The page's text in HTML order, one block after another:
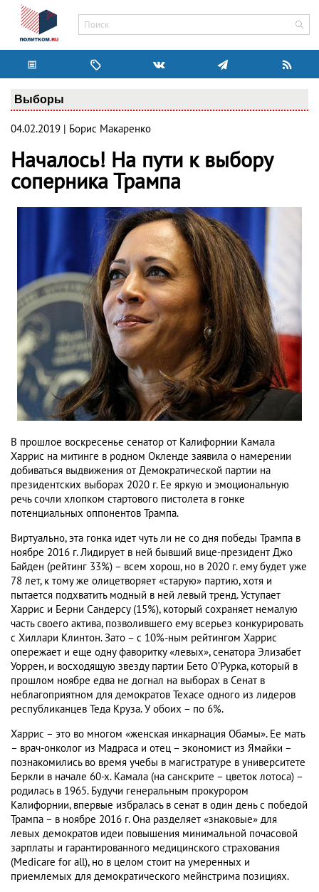
Выборы
04.02.2019 | Борис Макаренко
Началось! На пути к выбору
соперника Трампа
В прошлое воскресенье сенатор от Калифорнии Камала
Харрис на митинге в родном Окленде заявила о намерении
добиваться выдвижения от Демократической партии на
президентских выборах 2020 г. Ее яркую и эмоциональную
речь сочли хлопком стартового пистолета в гонке
потенциальных оппонентов Трампа.
Виртуально, эта гонка идет чуть ли не со дня победы Трампа в
ноябре 2016 г. Лидирует в ней бывший вице-президент Джо
Байден (рейтинг 33%) – всем хорош, но в 2020 г. ему будет уже
78 лет, к тому же олицетворяет «старую» партию, хотя и
пытается подхватить модный в ней левый тренд. Уступает
Харрис и Берни Сандерсу (15%), который сохраняет немалую
часть своего актива, позволившего ему всерьез конкурировать
с Хиллари Клинтон. Зато – с 10%-ным рейтингом Харрис
опережает и еще одну фаворитку «левых», сенатора Элизабет
Уоррен, и восходящую звезду партии Бето О’Рурка, который в
прошлом ноябре едва не догнал на выборах в Сенат в
неблагоприятном для демократов Техасе одного из лидеров
республиканцев Теда Круза. У обоих – по 6%.
Харрис – это во многом «женская инкарнация Обамы». Ее мать
– врач-онколог из Мадраса и отец – экономист из Ямайки –
познакомились во время учебы в магистратуре в университете
Беркли в начале 60-х. Камала (на санскрите – цветок лотоса) –
родилась в 1965. Будучи генеральным прокурором
Калифорнии, впервые избралась в сенат в один день с победой
Трампа – в ноябре 2016 г. Она разделяет «знаковые» для
левых демократов идеи повышения минимальной почасовой
зарплаты и гарантированного медицинского страхования
(Medicare for all), но в целом стоит на умеренных и
приемлемых для демократического мейнстрима позициях.